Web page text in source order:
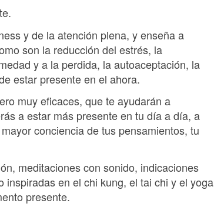
y de la atención plena, y enseña a
son la reducción del estrés, la
y a la perdida, la autoaceptación, la
estar presente en el ahora.
muy eficaces, que te ayudarán a
a estar más presente en tu día a día, a
conciencia de tus pensamientos, tu
meditaciones con sonido, indicaciones
en el chi kung, el tai chi y el yoga
presente.